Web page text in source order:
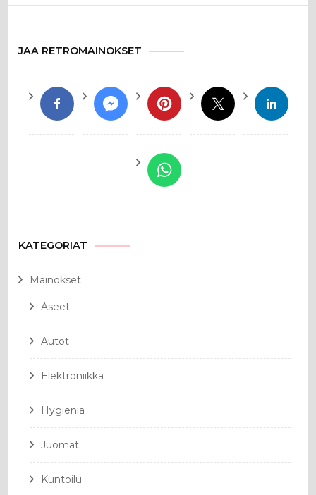
JAA RETROMAINOKSET
KATEGORIAT
Mainokset
Aseet
Autot
Elektroniikka
Hygienia
Juomat
Kuntoilu